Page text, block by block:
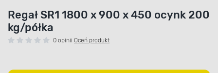
Regał SR1 1800 x 900 x 450 ocynk 200
kg/półka
0 opinii Oceń produkt